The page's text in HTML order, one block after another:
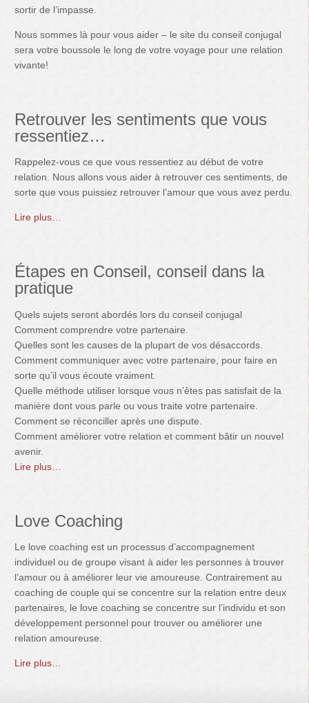
sortir de l’impasse.
Nous sommes là pour vous aider – le site du conseil conjugal
sera votre boussole le long de votre voyage pour une relation
vivante!
Retrouver les sentiments que vous
ressentiez…
Rappelez-vous ce que vous ressentiez au début de votre
relation. Nous allons vous aider à retrouver ces sentiments, de
sorte que vous puissiez retrouver l’amour que vous avez perdu.
Lire plus…
Étapes en Conseil, conseil dans la
pratique
Quels sujets seront abordés lors du conseil conjugal
Comment comprendre votre partenaire.
Quelles sont les causes de la plupart de vos désaccords.
Comment communiquer avec votre partenaire, pour faire en
sorte qu’il vous écoute vraiment.
Quelle méthode utiliser lorsque vous n’êtes pas satisfait de la
manière dont vous parle ou vous traite votre partenaire.
Comment se réconciller après une dispute.
Comment améliorer votre relation et comment bâtir un nouvel
avenir.
Lire plus…
Love Coaching
Le love coaching est un processus d’accompagnement
individuel ou de groupe visant à aider les personnes à trouver
l’amour ou à améliorer leur vie amoureuse. Contrairement au
coaching de couple qui se concentre sur la relation entre deux
partenaires, le love coaching se concentre sur l’individu et son
développement personnel pour trouver ou améliorer une
relation amoureuse.
Lire plus…